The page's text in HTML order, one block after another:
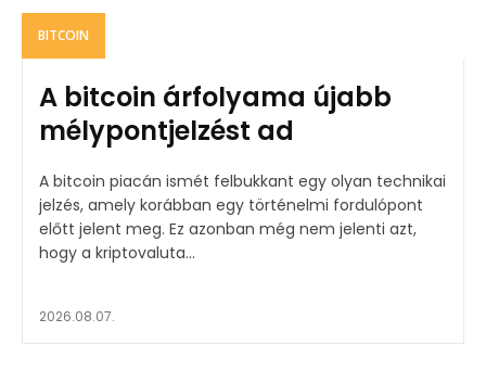
BITCOIN
A bitcoin árfolyama újabb
mélypontjelzést ad
A bitcoin piacán ismét felbukkant egy olyan technikai
jelzés, amely korábban egy történelmi fordulópont
előtt jelent meg. Ez azonban még nem jelenti azt,
hogy a kriptovaluta...
2026.08.07.